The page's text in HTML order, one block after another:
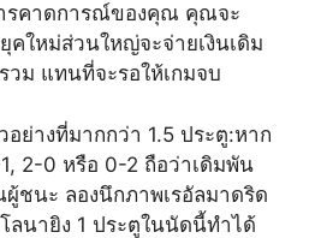
รคาดการณ์ของคุณ คุณจะ
คใหม่ส่วนใหญ่จะจ่ายเงินเดิม
ม แทนที่จะรอให้เกมจบ
ย่างที่มากกว่า 1.5 ประตู:หาก
2-0 หรือ 0-2 ถือว่าเดิมพัน
ผู้ชนะ ลองนึกภาพเรอัลมาดริด
ลนายิง 1 ประตูในนัดนี้ทำได้